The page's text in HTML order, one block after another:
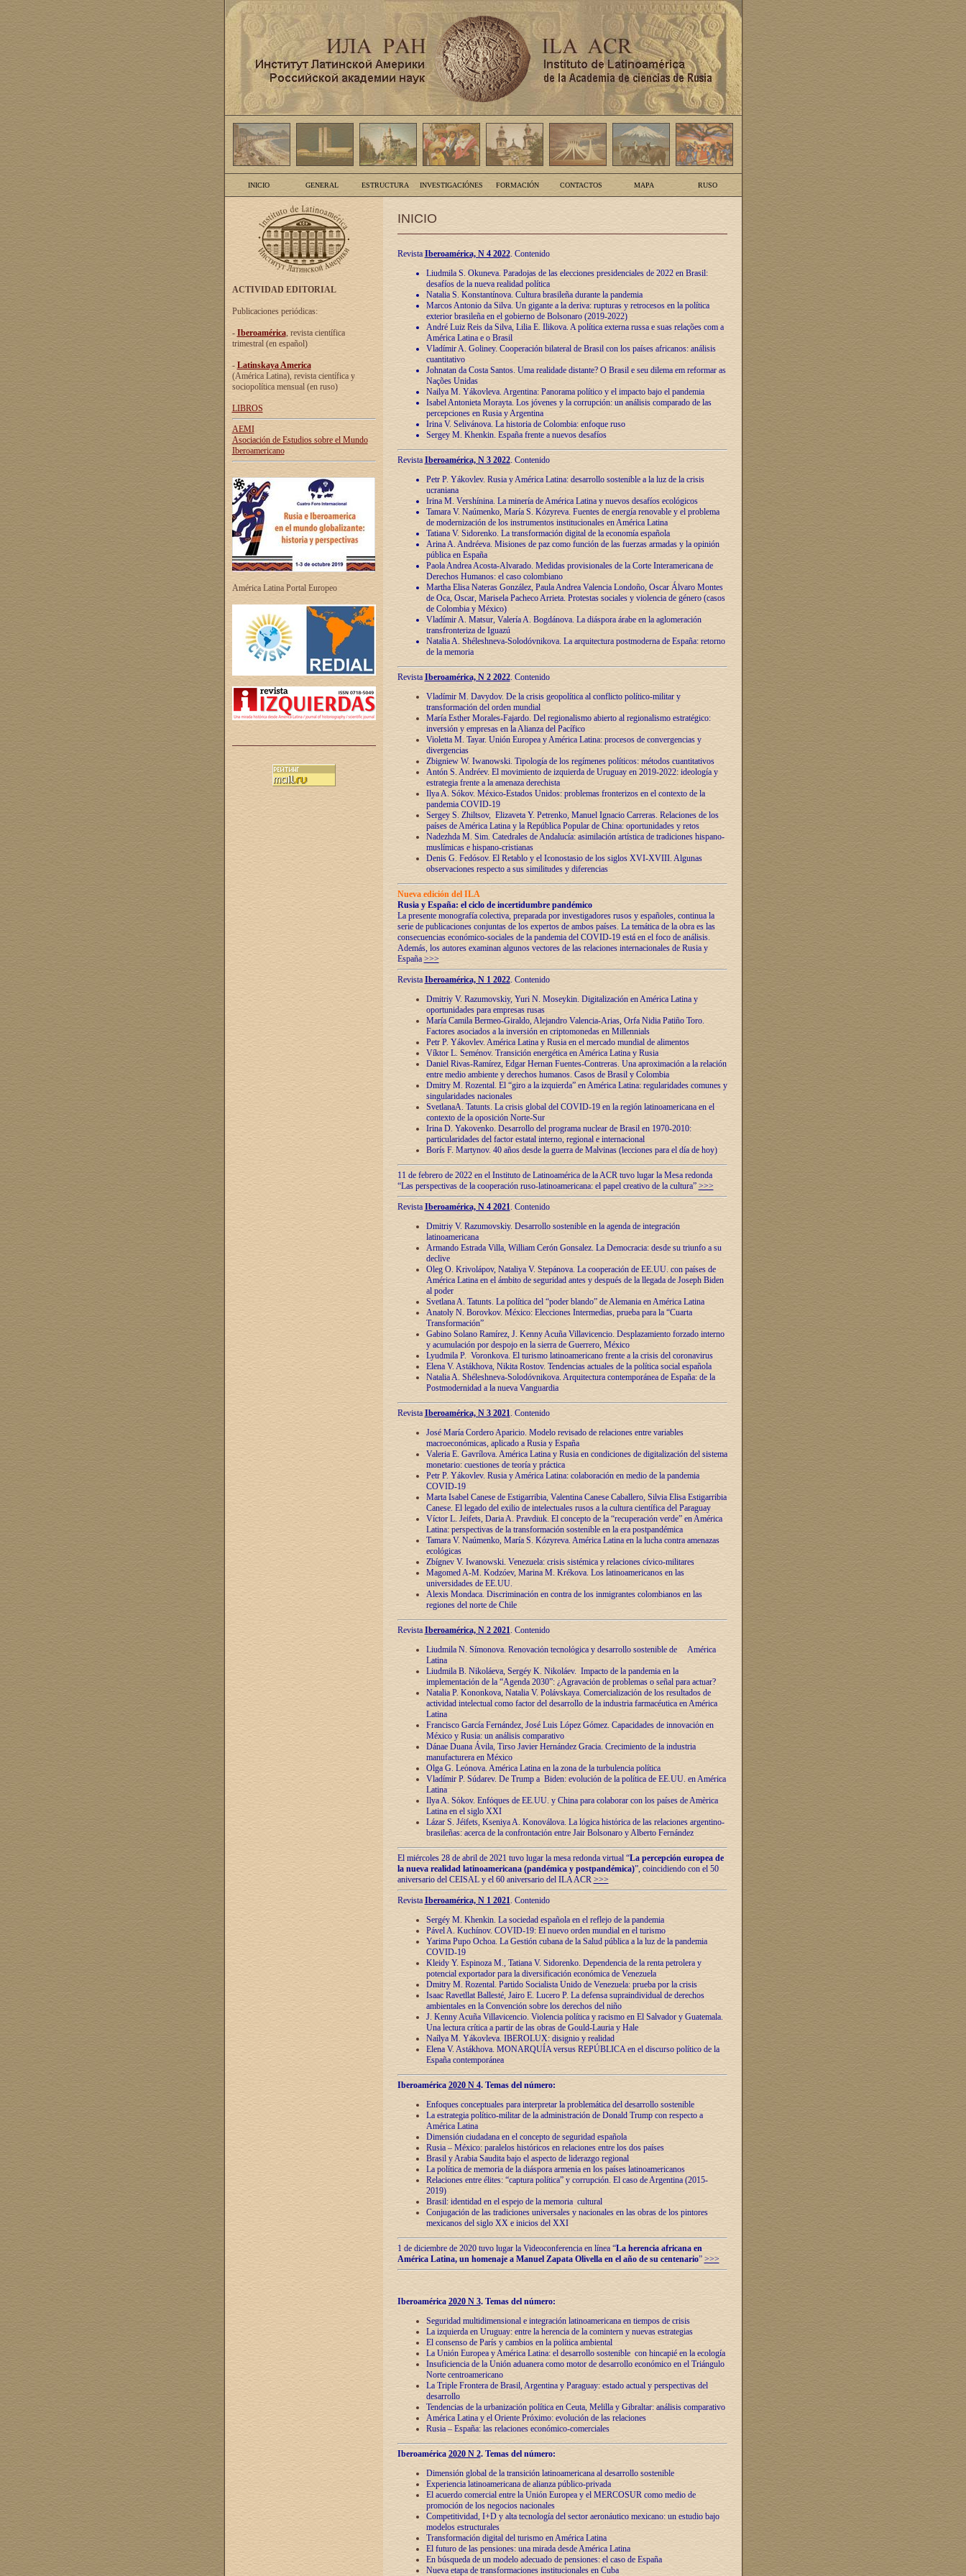
INICIO GENERAL ESTRUCTURA INVESTIGACIÓNES FORMACIÓN CONTACTOS MAPA RUSO
ACTIVIDAD EDITORIAL
Publicaciones periódicas:
- Iberoamérica, revista científica
trimestral (en español)
- Latinskaya America
(América Latina), revista científica y
sociopolítica mensual (en ruso)
LIBROS
AEMI
Asociación de Estudios sobre el Mundo
Iberoamericano
América Latina Portal Europeo
INICIO
Revista Iberoamérica, N 4 2022. Contenido
Liudmila S. Okuneva. Paradojas de las elecciones presidenciales de 2022 en Brasil:
desafíos de la nueva realidad política
Natalia S. Konstantínova. Cultura brasileña durante la pandemia
Marcos Antonio da Silva. Un gigante a la deriva: rupturas y retrocesos en la política
exterior brasileña en el gobierno de Bolsonaro (2019-2022)
André Luiz Reis da Silva, Lilia E. Ilikova. A política externa russa e suas relações com a
América Latina e o Brasil
Vladímir A. Goliney. Cooperación bilateral de Brasil con los países africanos: análisis
cuantitativo
Johnatan da Costa Santos. Uma realidade distante? O Brasil e seu dilema em reformar as
Nações Unidas
Nailya M. Yákovleva. Argentina: Panorama político y el impacto bajo el pandemia
Isabel Antonieta Morayta. Los jóvenes y la corrupción: un análisis comparado de las
percepciones en Rusia y Argentina
Irina V. Selivánova. La historia de Colombia: enfoque ruso
Sergey M. Khenkin. España frente a nuevos desafíos
Revista Iberoamérica, N 3 2022. Contenido
Petr P. Yákovlev. Rusia y América Latina: desarrollo sostenible a la luz de la crisis
ucraniana
Irina M. Vershínina. La minería de América Latina y nuevos desafíos ecológicos
Tamara V. Naúmenko, María S. Kózyreva. Fuentes de energía renovable y el problema
de modernización de los instrumentos institucionales en América Latina
Tatiana V. Sidorenko. La transformación digital de la economía española
Arina A. Andréeva. Misiones de paz como función de las fuerzas armadas y la opinión
pública en España
Paola Andrea Acosta-Alvarado. Medidas provisionales de la Corte Interamericana de
Derechos Humanos: el caso colombiano
Martha Elisa Nateras González, Paula Andrea Valencia Londoño, Oscar Álvaro Montes
de Oca, Oscar, Marisela Pacheco Arrieta. Protestas sociales y violencia de género (casos
de Colombia y México)
Vladímir A. Matsur, Valería A. Bogdánova. La diáspora árabe en la aglomeración
transfronteriza de Iguazú
Natalia A. Shéleshneva-Solodóvnikova. La arquitectura postmoderna de España: retorno
de la memoria
Revista Iberoamérica, N 2 2022. Contenido
Vladímir M. Davydov. De la crisis geopolítica al conflicto político-militar y
transformación del orden mundial
María Esther Morales-Fajardo. Del regionalismo abierto al regionalismo estratégico:
inversión y empresas en la Alianza del Pacífico
Violetta M. Tayar. Unión Europea y América Latina: procesos de convergencias y
divergencias
Zbigniew W. Iwanowski. Tipología de los regímenes políticos: métodos cuantitativos
Antón S. Andréev. El movimiento de izquierda de Uruguay en 2019-2022: ideología y
estrategia frente a la amenaza derechista
Ilya A. Sókov. México-Estados Unidos: problemas fronterizos en el contexto de la
pandemia COVID-19
Sergey S. Zhiltsov, Elizaveta Y. Petrenko, Manuel Ignacio Carreras. Relaciones de los
países de América Latina y la República Popular de China: oportunidades y retos
Nadezhda M. Sim. Catedrales de Andalucía: asimilación artística de tradiciones hispano-
muslímicas e hispano-cristianas
Denis G. Fedósov. El Retablo y el Iconostasio de los siglos XVI-XVIII. Algunas
observaciones respecto a sus similitudes y diferencias
Nueva edición del ILA
Rusia y España: el ciclo de incertidumbre pandémico
La presente monografía colectiva, preparada por investigadores rusos y españoles, continua la
serie de publicaciones conjuntas de los expertos de ambos países. La temática de la obra es las
consecuencias económico-sociales de la pandemia del COVID-19 está en el foco de análisis.
Además, los autores examinan algunos vectores de las relaciones internacionales de Rusia y
España >>>
Revista Iberoamérica, N 1 2022. Contenido
Dmitriy V. Razumovskiy, Yuri N. Moseykin. Digitalización en América Latina y
oportunidades para empresas rusas
María Camila Bermeo-Giraldo, Alejandro Valencia-Arias, Orfa Nidia Patiño Toro.
Factores asociados a la inversión en criptomonedas en Millennials
Petr P. Yákovlev. América Latina y Rusia en el mercado mundial de alimentos
Víktor L. Seménov. Transición energética en América Latina y Rusia
Daniel Rivas-Ramírez, Edgar Hernan Fuentes-Contreras. Una aproximación a la relación
entre medio ambiente y derechos humanos. Casos de Brasil y Colombia
Dmitry M. Rozental. El “giro a la izquierda” en América Latina: regularidades comunes y
singularidades nacionales
SvetlanaA. Tatunts. La crisis global del COVID-19 en la región latinoamericana en el
contexto de la oposición Norte-Sur
Irina D. Yakovenko. Desarrollo del programa nuclear de Brasil en 1970-2010:
particularidades del factor estatal interno, regional e internacional
Borís F. Martynov. 40 años desde la guerra de Malvinas (lecciones para el día de hoy)
11 de febrero de 2022 en el Instituto de Latinoamérica de la ACR tuvo lugar la Mesa redonda
“Las perspectivas de la cooperación ruso-latinoamericana: el papel creativo de la cultura” >>>
Revista Iberoamérica, N 4 2021. Contenido
Dmitriy V. Razumovskiy. Desarrollo sostenible en la agenda de integración
latinoamericana
Armando Estrada Villa, William Cerón Gonsalez. La Democracia: desde su triunfo a su
declive
Oleg O. Krivolápov, Nataliya V. Stepánova. La cooperación de EE.UU. con países de
América Latina en el ámbito de seguridad antes y después de la llegada de Joseph Biden
al poder
Svetlana A. Tatunts. La política del “poder blando” de Alemania en América Latina
Anatoly N. Borovkov. México: Elecciones Intermedias, prueba para la “Cuarta
Transformación”
Gabino Solano Ramírez, J. Kenny Acuña Villavicencio. Desplazamiento forzado interno
y acumulación por despojo en la sierra de Guerrero, México
Lyudmila P. Voronkova. El turismo latinoamericano frente a la crisis del coronavirus
Elena V. Astákhova, Nikita Rostov. Tendencias actuales de la política social española
Natalia A. Shéleshneva-Solodóvnikova. Arquitectura contemporánea de España: de la
Postmodernidad a la nueva Vanguardia
Revista Iberoamérica, N 3 2021. Contenido
José María Cordero Aparicio. Modelo revisado de relaciones entre variables
macroeconómicas, aplicado a Rusia y España
Valeria E. Gavrílova. América Latina y Rusia en condiciones de digitalización del sistema
monetario: cuestiones de teoría y práctica
Petr P. Yákovlev. Rusia y América Latina: colaboración en medio de la pandemia
COVID-19
Marta Isabel Canese de Estigarribia, Valentina Canese Caballero, Silvia Elisa Estigarribia
Canese. El legado del exilio de intelectuales rusos a la cultura científica del Paraguay
Víctor L. Jeifets, Daria A. Pravdiuk. El concepto de la “recuperación verde” en América
Latina: perspectivas de la transformación sostenible en la era postpandémica
Tamara V. Naúmenko, María S. Kózyreva. América Latina en la lucha contra amenazas
ecológicas
Zbígnev V. Iwanowski. Venezuela: crisis sistémica y relaciones cívico-militares
Magomed A-M. Kodzóev, Marina M. Krékova. Los latinoamericanos en las
universidades de EE.UU.
Alexis Mondaca. Discriminación en contra de los inmigrantes colombianos en las
regiones del norte de Chile
RevistaIberoamérica, N 2 2021. Contenido
Liudmila N. Símonova. Renovaciόn tecnolόgica y desarrollo sostenible de América
Latina
Liudmila B. Nikoláeva, Sergéy K. Nikoláev. Impacto de la pandemia en la
implementaciόn de la “Agenda 2030”: ¿Agravaciόn de problemas o señal para actuar?
Natalia P. Kononkova, Natalia V. Polávskaya. Comercializaciόn de los resultados de
actividad intelectual como factor del desarrollo de la industria farmacéutica en América
Latina
Francisco García Fernández, José Luis López Gómez. Capacidades de innovaciόn en
México y Rusia: un análisis comparativo
Dánae Duana Ávila, Tirso Javier Hernández Gracia. Crecimiento de la industria
manufacturera en México
Olga G. Leόnova. América Latina en la zona de la turbulencia política
Vladímir P. Súdarev. De Trump a Biden: evoluciόn de la política de EE.UU. en América
Latina
Ilya A. Sόkov. Enfόques de EE.UU. y China para colaborar con los países de Amèrica
Latina en el siglo XXI
Lázar S. Jéifets, Kseniya A. Konoválova. La lόgica histόrica de las relaciones argentino-
brasileñas: acerca de la confrontaciόn entre Jair Bolsonaro y Alberto Fernández
El miércoles 28 de abril de 2021 tuvo lugar la mesa redonda virtual “La percepción europea de
la nueva realidad latinoamericana (pandémica y postpandémica)”, coincidiendo con el 50
aniversario del CEISAL y el 60 aniversario del ILA ACR >>>
Revista Iberoamérica, N 1 2021. Contenido
Sergéy M. Khenkin. La sociedad española en el reflejo de la pandemia
Pável A. Kuchínov. COVID-19: El nuevo orden mundial en el turismo
Yarima Pupo Ochoa. La Gestión cubana de la Salud pública a la luz de la pandemia
COVID-19
Kleidy Y. Espinoza M., Tatiana V. Sidorenko. Dependencia de la renta petrolera y
potencial exportador para la diversificación económica de Venezuela
Dmitry M. Rozental. Partido Socialista Unido de Venezuela: prueba por la crisis
Isaac Ravetllat Ballesté, Jairo E. Lucero P. La defensa supraindividual de derechos
ambientales en la Convención sobre los derechos del niño
J. Kenny Acuña Villavicencio. Violencia política y racismo en El Salvador y Guatemala.
Una lectura crítica a partir de las obras de Gould-Lauria y Hale
Naílya M. Yákovleva. IBEROLUX: disignio y realidad
Elena V. Astákhova. MONARQUÍA versus REPÚBLICA en el discurso político de la
España contemporánea
Iberoamérica 2020 N 4. Temas del número:
Enfoques conceptuales para interpretar la problemática del desarrollo sostenible
La estrategia político-militar de la administración de Donald Trump con respecto a
América Latina
Dimensión ciudadana en el concepto de seguridad española
Rusia – México: paralelos históricos en relaciones entre los dos países
Brasil y Arabia Saudita bajo el aspecto de liderazgo regional
La política de memoria de la diáspora armenia en los países latinoamericanos
Relaciones entre élites: “captura política” y corrupción. El caso de Argentina (2015-
2019)
Brasil: identidad en el espejo de la memoria cultural
Conjugación de las tradiciones universales y nacionales en las obras de los pintores
mexicanos del siglo XX e inicios del XXI
1 de diciembre de 2020 tuvo lugar la Videoconferencia en línea “La herencia africana en
América Latina, un homenaje a Manuel Zapata Olivella en el año de su centenario” >>>
Iberoamérica 2020 N 3.Temas del número:
Seguridad multidimensional e integración latinoamericana en tiempos de crisis
La izquierda en Uruguay: entre la herencia de lа comintern y nuevas estrategias
El consenso de París y cambios en la política ambiental
La Unión Europea y América Latina: el desarrollo sostenible con hincapié en la ecología
Insuficiencia de la Unión aduanera como motor de desarrollo económico en el Triángulo
Norte centroamericano
La Triple Frontera de Brasil, Argentina y Paraguay: estado actual y perspectivas del
desarrollo
Tendencias de la urbanización política en Ceuta, Melilla y Gibraltar: análisis comparativo
América Latina y el Oriente Próximo: evolución de las relaciones
Rusia – España: las relaciones económico-comerciales
Iberoamérica 2020 N 2.Temas del número:
Dimensión global de la transición latinoamericana al desarrollo sostenible
Experiencia latinoamericana de alianza público-privada
El acuerdo comercial entre la Unión Europea y el MERCOSUR como medio de
promoción de los negocios nacionales
Competitividad, I+D y alta tecnología del sector aeronáutico mexicano: un estudio bajo
modelos estructurales
Transformación digital del turismo en América Latina
El futuro de las pensiones: una mirada desde América Latina
En búsqueda de un modelo adecuado de pensiones: el caso de España
Nueva etapa de transformaciones institucionales en Cuba